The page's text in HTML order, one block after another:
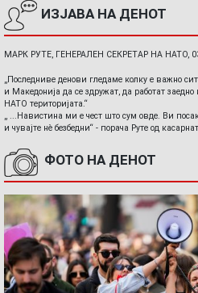
ИЗЈАВА НА ДЕНОТ
МАРК РУТЕ, ГЕНЕРАЛЕН СЕКРЕТАР НА НАТО,
„Последниве денови гледаме колку е важно
и Македонија да се здружат, да работат
НАТО територијата.“
„ ...Навистина ми е чест што сум овде. Ви
и чувајте нè безбедни“ - порача Руте од
ФОТО НА ДЕНОТ